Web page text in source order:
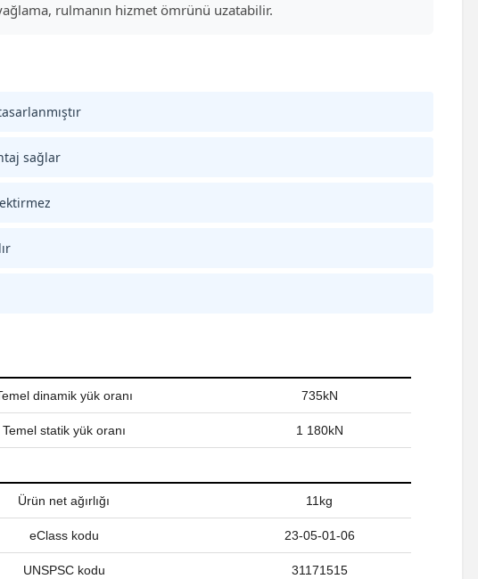
rulmanın hizmet ömrünü uzatabilir.
sağlar
dinamik yük oranı 735kN
Temel statik yük oranı 1 180kN
Ürün net ağırlığı 11kg
eClass kodu 23-05-01-06
UNSPSC kodu 31171515